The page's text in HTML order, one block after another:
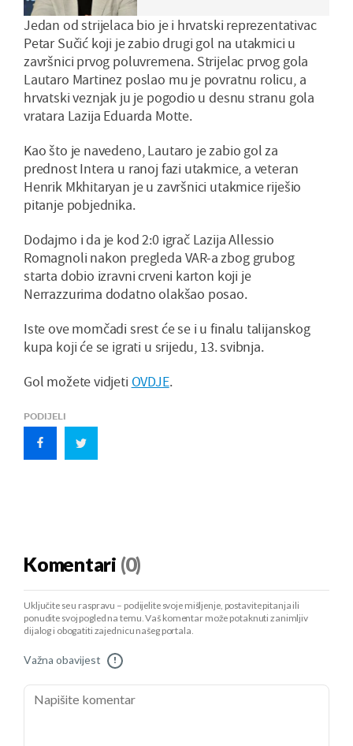
Jedan od strijelaca bio je i hrvatski reprezentativac
Petar Sučić koji je zabio drugi gol na utakmici u
završnici prvog poluvremena. Strijelac prvog gola
Lautaro Martinez poslao mu je povratnu rolicu, a
hrvatski veznjak ju je pogodio u desnu stranu gola
vratara Lazija Eduarda Motte.
Kao što je navedeno, Lautaro je zabio gol za
prednost Intera u ranoj fazi utakmice, a veteran
Henrik Mkhitaryan je u završnici utakmice riješio
pitanje pobjednika.
Dodajmo i da je kod 2:0 igrač Lazija Allessio
Romagnoli nakon pregleda VAR-a zbog grubog
starta dobio izravni crveni karton koji je
Nerrazzurima dodatno olakšao posao.
Iste ove momčadi srest će se i u finalu talijanskog
kupa koji će se igrati u srijedu, 13. svibnja.
Gol možete vidjeti OVDJE.
PODIJELI
Komentari (0)
Uključite se u raspravu – podijelite svoje mišljenje, postavite pitanja ili
ponudite svoj pogled na temu. Vaš komentar može potaknuti zanimljiv
dijalog i obogatiti zajednicu našeg portala.
Važna obavijest !